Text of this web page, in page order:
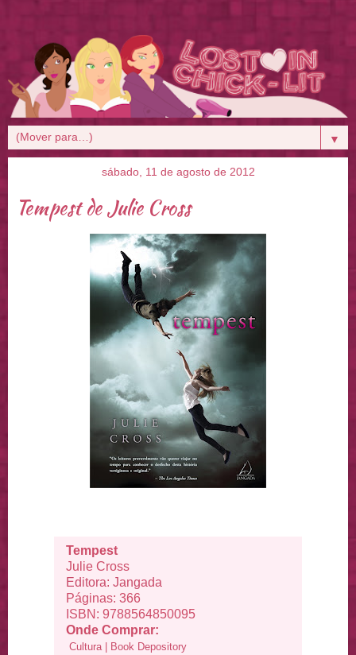
▼
sábado, 11 de agosto de 2012
Tempest de Julie Cross
Tempest
Julie Cross
Editora: Jangada
Páginas: 366
ISBN: 9788564850095
Onde Comprar:
Cultura | Book Depository